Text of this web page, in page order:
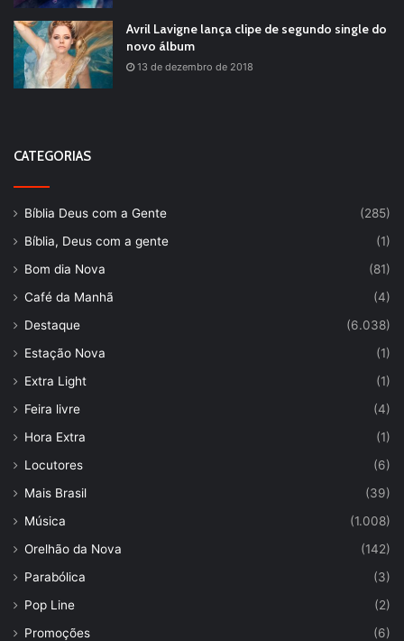
Avril Lavigne lança clipe de segundo single do
novo álbum
13 de dezembro de 2018
CATEGORIAS
Bíblia Deus com a Gente
(285)
Bíblia, Deus com a gente
(1)
Bom dia Nova
(81)
Café da Manhã
(4)
Destaque
(6.038)
Estação Nova
(1)
Extra Light
(1)
Feira livre
(4)
Hora Extra
(1)
Locutores
(6)
Mais Brasil
(39)
Música
(1.008)
Orelhão da Nova
(142)
Parabólica
(3)
Pop Line
(2)
Promoções
(6)